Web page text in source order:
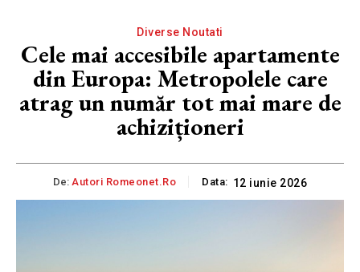
Diverse Noutati
Cele mai accesibile apartamente
din Europa: Metropolele care
atrag un număr tot mai mare de
achiziționeri
De: Autori Romeonet.ro Data: 12 iunie 2026